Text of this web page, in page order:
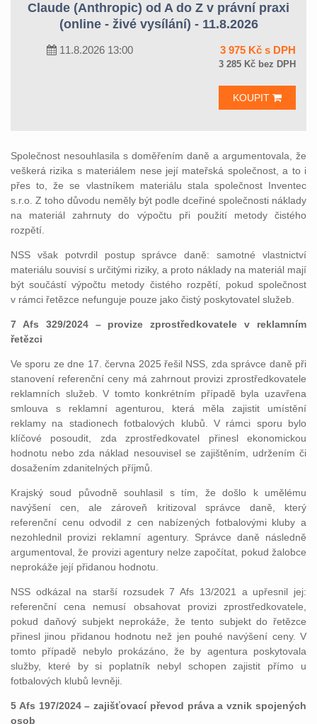
Claude (Anthropic) od A do Z v právní praxi
(online - živé vysílání) - 11.8.2026
11.8.2026 13:00 3 975 Kč s DPH
3 285 Kč bez DPH
KOUPIT
Společnost nesouhlasila s doměřením daně a argumentovala, že
veškerá rizika s materiálem nese její mateřská společnost, a to i
přes to, že se vlastníkem materiálu stala společnost Inventec
s.r.o. Z toho důvodu neměly být podle dceřiné společnosti náklady
na materiál zahrnuty do výpočtu při použití metody čistého
rozpětí.
NSS však potvrdil postup správce daně: samotné vlastnictví
materiálu souvisí s určitými riziky, a proto náklady na materiál mají
být součástí výpočtu metody čistého rozpětí, pokud společnost
v rámci řetězce nefunguje pouze jako čistý poskytovatel služeb.
7 Afs 329/2024 – provize zprostředkovatele v reklamním
řetězci
Ve sporu ze dne 17. června 2025 řešil NSS, zda správce daně při
stanovení referenční ceny má zahrnout provizi zprostředkovatele
reklamních služeb. V tomto konkrétním případě byla uzavřena
smlouva s reklamní agenturou, která měla zajistit umístění
reklamy na stadionech fotbalových klubů. V rámci sporu bylo
klíčové posoudit, zda zprostředkovatel přinesl ekonomickou
hodnotu nebo zda náklad nesouvisel se zajištěním, udržením či
dosažením zdanitelných příjmů.
Krajský soud původně souhlasil s tím, že došlo k umělému
navýšení cen, ale zároveň kritizoval správce daně, který
referenční cenu odvodil z cen nabízených fotbalovými kluby a
nezohlednil provizi reklamní agentury. Správce daně následně
argumentoval, že provizi agentury nelze započítat, pokud žalobce
neprokáže její přidanou hodnotu.
NSS odkázal na starší rozsudek 7 Afs 13/2021 a upřesnil jej:
referenční cena nemusí obsahovat provizi zprostředkovatele,
pokud daňový subjekt neprokáže, že tento subjekt do řetězce
přinesl jinou přidanou hodnotu než jen pouhé navýšení ceny. V
tomto případě nebylo prokázáno, že by agentura poskytovala
služby, které by si poplatník nebyl schopen zajistit přímo u
fotbalových klubů levněji.
5 Afs 197/2024 – zajišťovací převod práva a vznik spojených
osob